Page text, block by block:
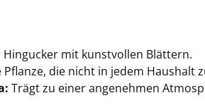
Hingucker mit kunstvollen Blättern.
Pflanze, die nicht in jedem Haushalt
Trägt zu einer angenehmen